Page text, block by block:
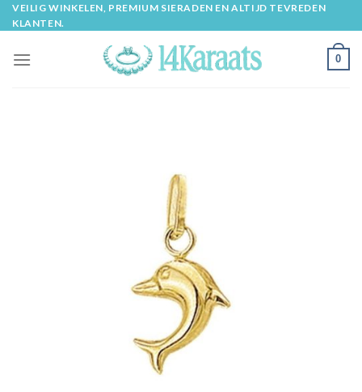
Skip
to
VEILIG WINKELEN, PREMIUM SIERADEN EN ALTIJD TEVREDEN
KLANTEN.
0